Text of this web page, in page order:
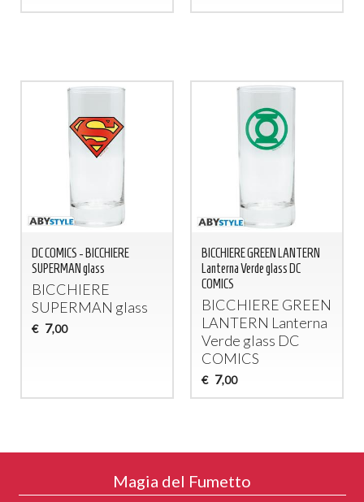
DC COMICS - BICCHIERE
SUPERMAN glass
BICCHIERE
SUPERMAN glass
€ 7,00
BICCHIERE GREEN LANTERN
Lanterna Verde glass DC
COMICS
BICCHIERE GREEN
LANTERN Lanterna
Verde glass DC
COMICS
€ 7,00
Magia del Fumetto